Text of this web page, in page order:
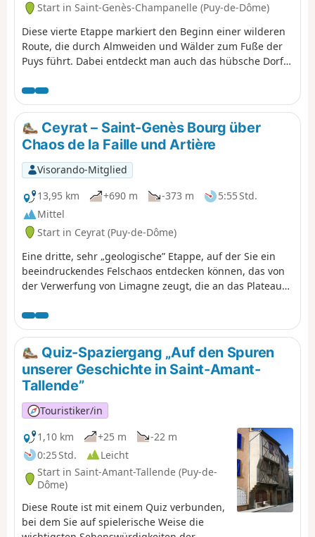
Start in Saint-Genès-Champanelle (Puy-de-Dôme)
Diese vierte Etappe markiert den Beginn einer wilderen
Route, die durch Almweiden und Wälder zum Fuße der
Puys führt. Dabei entdeckt man auch das hübsche Dorf
architektonischen Erbe.
Ceyrat – Saint-Genès Bourg über
Chaos de la Faille und Artière
Visorando-Mitglied
13,95 km
+690 m -373 m
5:55 Std.
Mittel
Start in Ceyrat (Puy-de-Dôme)
Eine dritte, sehr „geologische” Etappe, auf der Sie ein
beeindruckendes Felschaos entdecken können, das von
der Verwerfung von Limagne zeugt, die an das Plateau
Artière. Die Route ermöglicht es Ihnen auch, Ceyrat
weiter zu erkunden, indem Sie seinen zweiten alten
Ortsteil, Boisséjour, besuchen.
Quiz-Spaziergang „Auf den Spuren
unserer Geschichte in Saint-Amant-
Tallende”
Touristiker/in
1,10 km
+25 m
-22 m
0:25 Std.
Leicht
Start in Saint-Amant-Tallende (Puy-de-
Dôme)
Diese Route ist mit einem Quiz verbunden,
bei dem Sie auf spielerische Weise die